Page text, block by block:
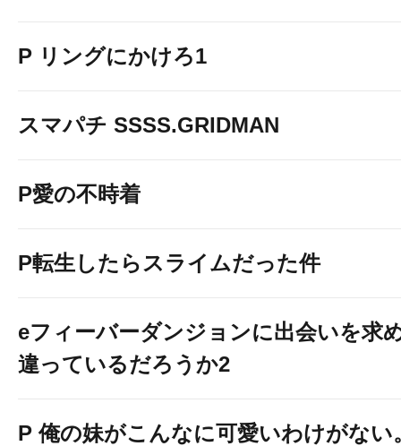
P リングにかけろ1
スマパチ SSSS.GRIDMAN
P愛の不時着
P転生したらスライムだった件
eフィーバーダンジョンに出会いを求
違っているだろうか2
P 俺の妹がこんなに可愛いわけがない